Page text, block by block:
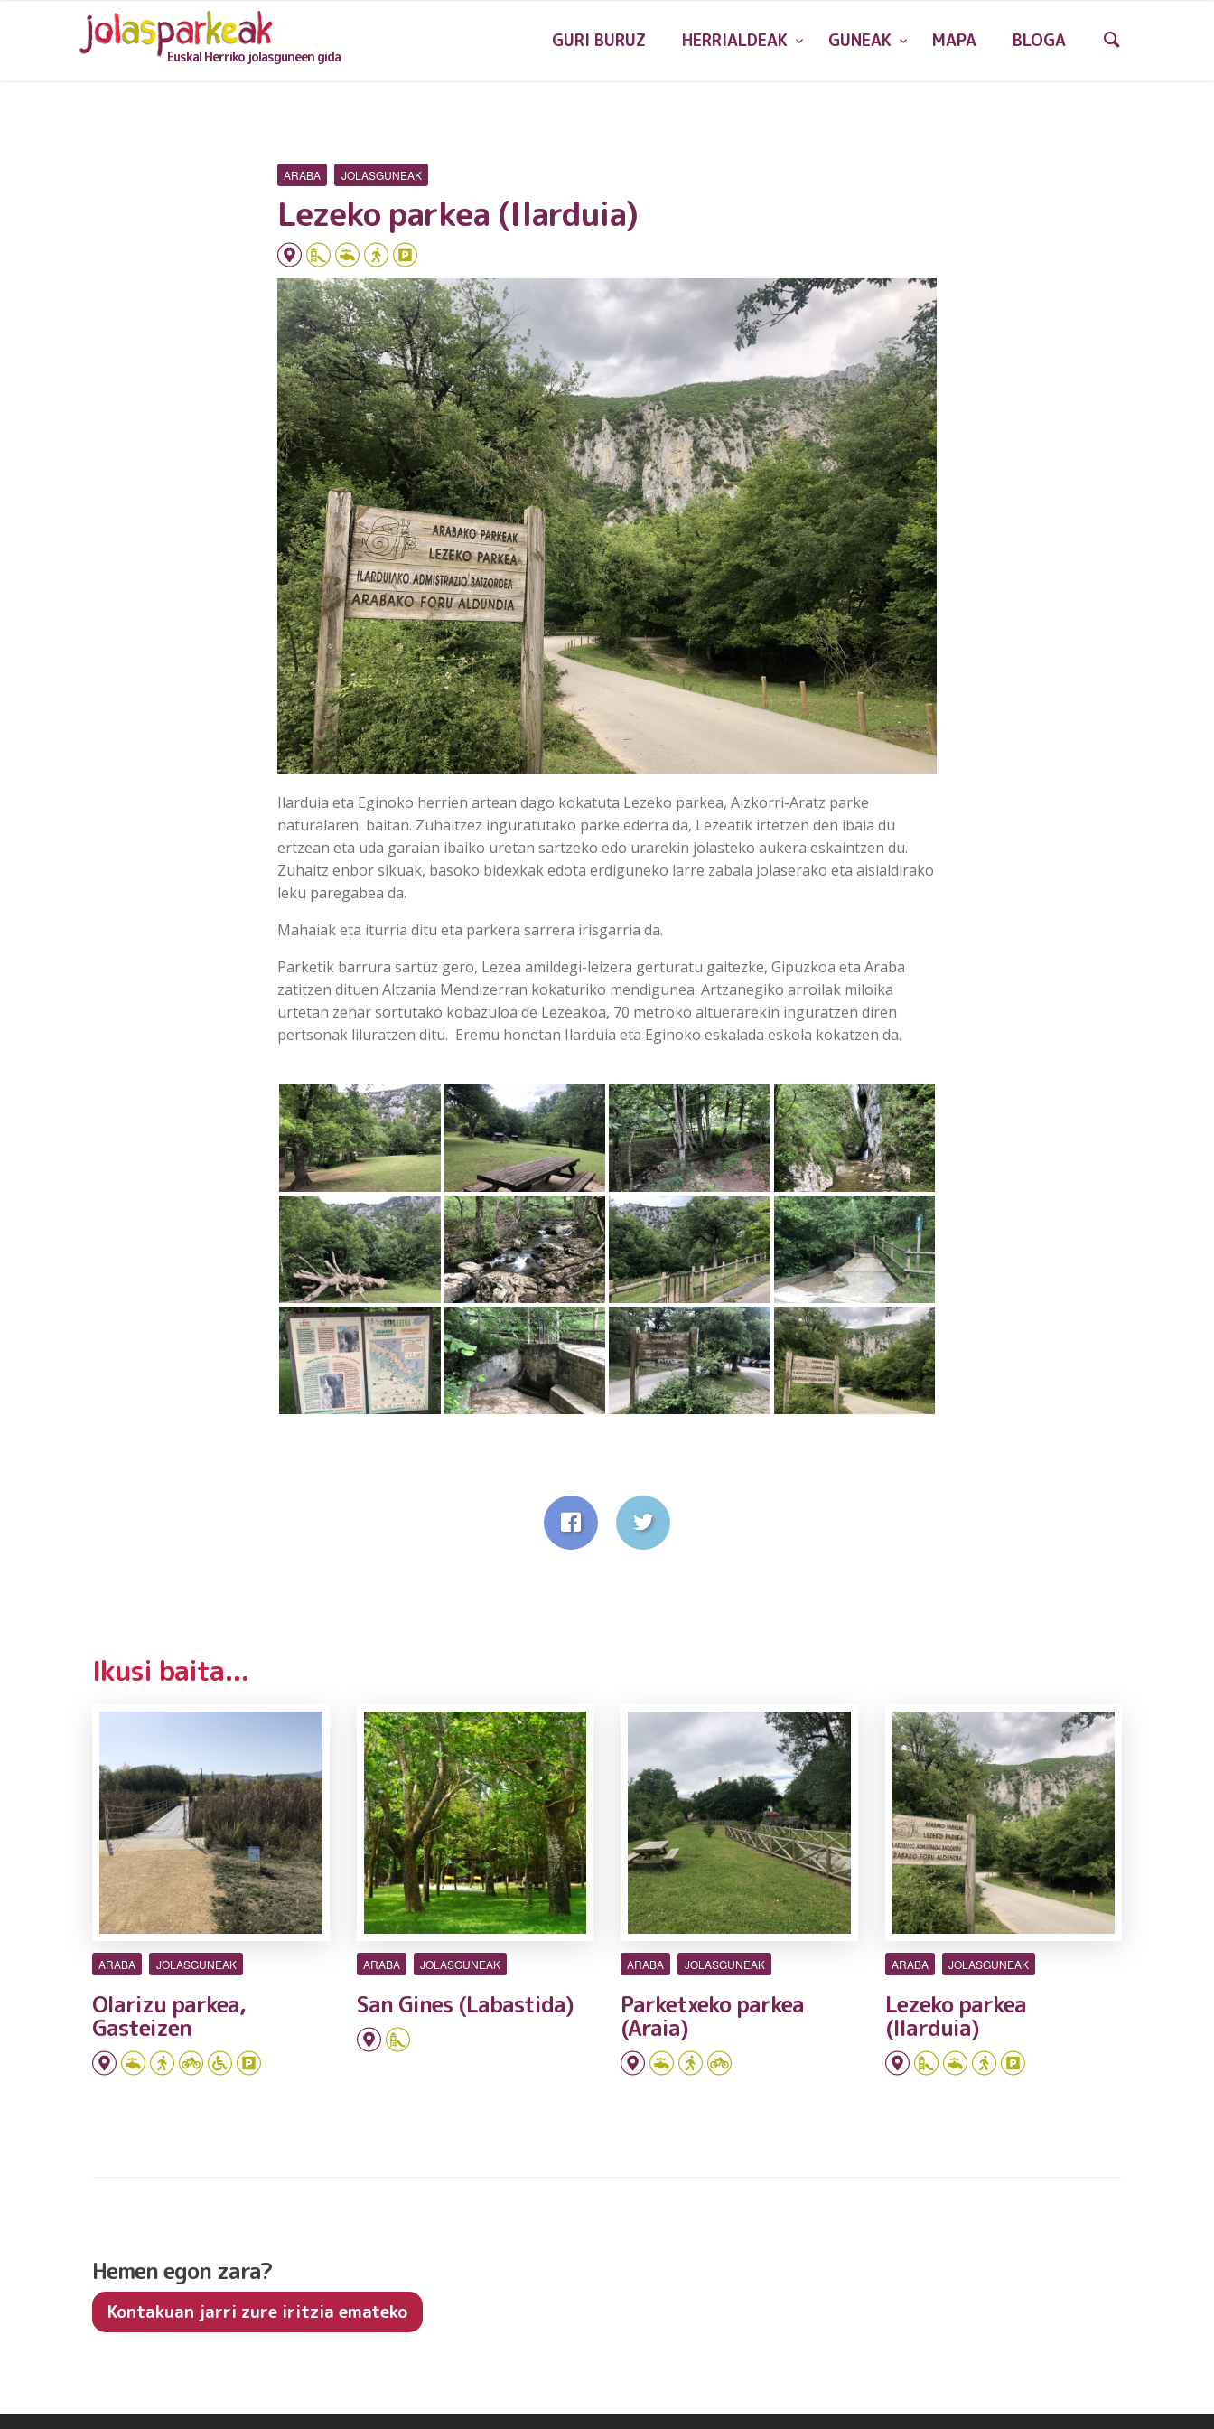
Euskal Herriko jolasguneen gida
GURI BURUZ HERRIALDEAK GUNEAK MAPA BLOGA
ARABA JOLASGUNEAK
Lezeko parkea (Ilarduia)
Ilarduia eta Eginoko herrien artean dago kokatuta Lezeko parkea, Aizkorri-Aratz parke
naturalaren baitan. Zuhaitzez inguratutako parke ederra da, Lezeatik irtetzen den ibaia du
ertzean eta uda garaian ibaiko uretan sartzeko edo urarekin jolasteko aukera eskaintzen du.
Zuhaitz enbor sikuak, basoko bidexkak edota erdiguneko larre zabala jolaserako eta aisialdirako
leku paregabea da.
Mahaiak eta iturria ditu eta parkera sarrera irisgarria da.
Parketik barrura sartuz gero, Lezea amildegi-leizera gerturatu gaitezke, Gipuzkoa eta Araba
zatitzen dituen Altzania Mendizerran kokaturiko mendigunea. Artzanegiko arroilak miloika
urtetan zehar sortutako kobazuloa de Lezeakoa, 70 metroko altuerarekin inguratzen diren
pertsonak liluratzen ditu. Eremu honetan Ilarduia eta Eginoko eskalada eskola kokatzen da.
Ikusi baita...
ARABA JOLASGUNEAK
Olarizu parkea,
Gasteizen
ARABA JOLASGUNEAK
San Gines (Labastida)
ARABA JOLASGUNEAK
Parketxeko parkea
(Araia)
ARABA JOLASGUNEAK
Lezeko parkea
(Ilarduia)
Hemen egon zara?
Kontakuan jarri zure iritzia emateko